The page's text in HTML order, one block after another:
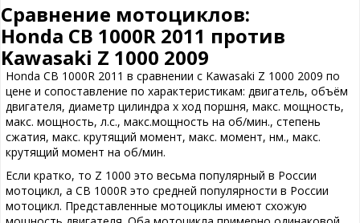
Сравнение мотоциклов:
Honda CB 1000R 2011 против
Kawasaki Z 1000 2009
Honda CB 1000R 2011 в сравнении с Kawasaki Z 1000 2009 по
цене и сопоставление по характеристикам: двигатель, объём
двигателя, диаметр цилиндра х ход поршня, макс. мощность,
макс. мощность, л.с., макс.мощность на об/мин., степень
сжатия, макс. крутящий момент, макс. момент, нм., макс.
крутящий момент на об/мин.
Если кратко, то Z 1000 это весьма популярный в России
мотоцикл, а CB 1000R это средней популярности в России
мотоцикл. Представленные мотоциклы имеют схожую